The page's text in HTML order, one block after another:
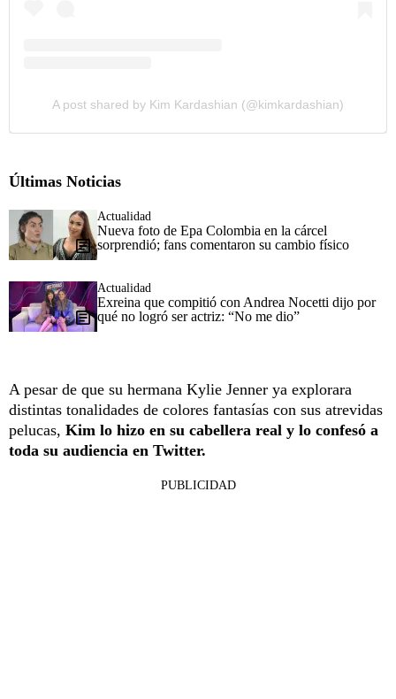
A post shared by Kim Kardashian (@kimkardashian)
Últimas Noticias
Actualidad
Nueva foto de Epa Colombia en la cárcel
sorprendió; fans comentaron su cambio físico
Actualidad
Exreina que compitió con Andrea Nocetti dijo por
qué no logró ser actriz: “No me dio”
A pesar de que su hermana Kylie Jenner ya explorara
distintas tonalidades de colores fantasías con sus atrevidas
pelucas, Kim lo hizo en su cabellera real y lo confesó a
toda su audiencia en Twitter.
PUBLICIDAD